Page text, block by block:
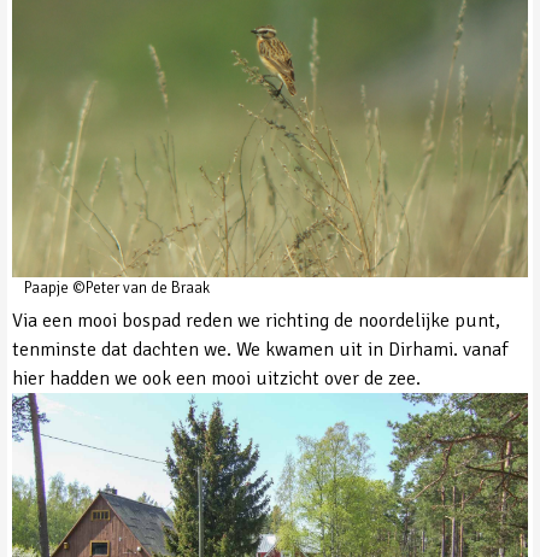
Paapje ©Peter van de Braak
Via een mooi bospad reden we richting de noordelijke punt,
tenminste dat dachten we. We kwamen uit in Dirhami. vanaf
hier hadden we ook een mooi uitzicht over de zee.